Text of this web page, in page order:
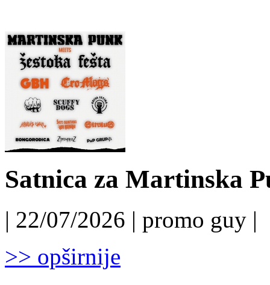
Satnica za Martinska
| 22/07/2026 | promo guy |
>> opširnije